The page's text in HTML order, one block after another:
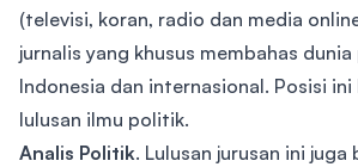
(televisi, koran, radio dan media
jurnalis yang khusus membahas
Indonesia dan internasional. Posisi
lulusan ilmu politik.
Analis Politik. Lulusan jurusan ini juga